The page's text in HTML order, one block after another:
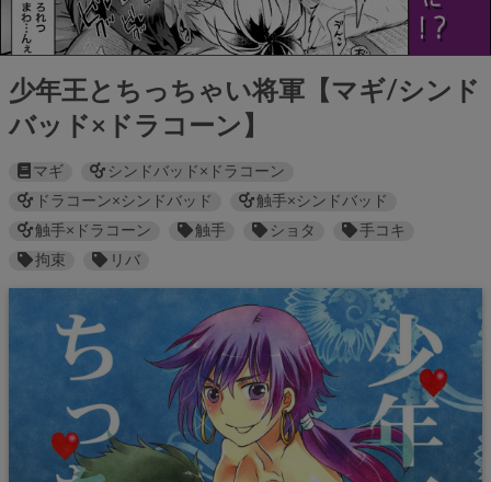
少年王とちっちゃい将軍【マギ/シンド
バッド×ドラコーン】
マギ
シンドバッド×ドラコーン
ドラコーン×シンドバッド
触手×シンドバッド
触手×ドラコーン
触手 ショタ
手コキ
拘束
リバ